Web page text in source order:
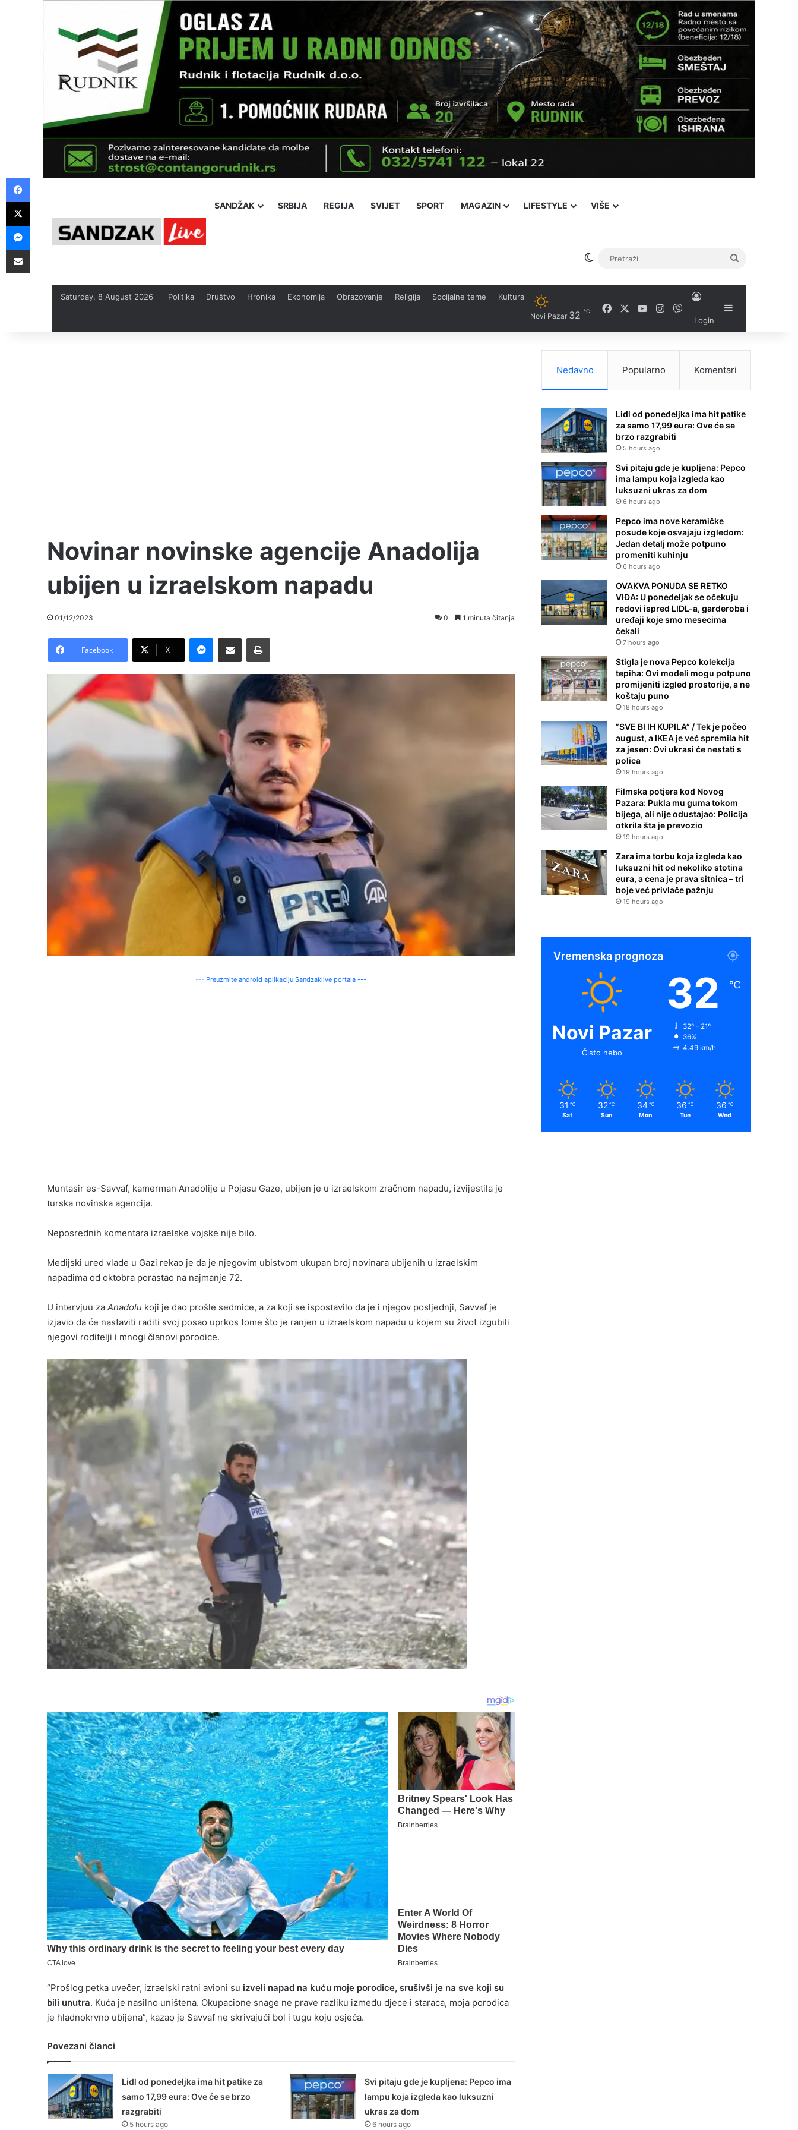
SANDŽAK SRBIJA REGIJA SVIJET SPORT MAGAZIN LIFESTYLE VIŠE
Switch skin
Saturday, 8 August 2026 Politika Društvo Hronika Ekonomija Obrazovanje Religija Socijalne teme Kultura
Novi Pazar 32 ℃ FacebookYouTubeInstagram
Viber
Login
Sidebar
Novinar novinske agencije Anadolija
ubijen u izraelskom napadu
01/12/2023 0 1 minuta čitanja
Facebook X
Messenger
Pošalji preko E-Maila Printaj
--- Preuzmite android aplikaciju Sandzaklive portala ---
Muntasir es-Savvaf, kamerman Anadolije u Pojasu Gaze, ubijen je u izraelskom zračnom napadu, izvijestila je
turska novinska agencija.
Neposrednih komentara izraelske vojske nije bilo.
Medijski ured vlade u Gazi rekao je da je njegovim ubistvom ukupan broj novinara ubijenih u izraelskim
napadima od oktobra porastao na najmanje 72.
U intervjuu za Anadolu koji je dao prošle sedmice, a za koji se ispostavilo da je i njegov posljednji, Savvaf je
izjavio da će nastaviti raditi svoj posao uprkos tome što je ranjen u izraelskom napadu u kojem su život izgubili
njegovi roditelji i mnogi članovi porodice.
“Prošlog petka uvečer, izraelski ratni avioni su izveli napad na kuću moje porodice, srušivši je na sve koji su
bili unutra. Kuća je nasilno uništena. Okupacione snage ne prave razliku između djece i staraca, moja porodica
je hladnokrvno ubijena”, kazao je Savvaf ne skrivajući bol i tugu koju osjeća.
Povezani članci
Lidl od ponedeljka ima hit patike za
samo 17,99 eura: Ove će se brzo
razgrabiti
5 hours ago
Svi pitaju gde je kupljena: Pepco ima
lampu koja izgleda kao luksuzni
ukras za dom
6 hours ago
Nedavno Popularno Komentari
Lidl od ponedeljka ima hit patike
za samo 17,99 eura: Ove će se
brzo razgrabiti
5 hours ago
Svi pitaju gde je kupljena: Pepco
ima lampu koja izgleda kao
luksuzni ukras za dom
6 hours ago
Pepco ima nove keramičke
posude koje osvajaju izgledom:
Jedan detalj može potpuno
promeniti kuhinju
6 hours ago
OVAKVA PONUDA SE RETKO
VIĐA: U ponedeljak se očekuju
redovi ispred LIDL-a, garderoba i
uređaji koje smo mesecima
čekali
7 hours ago
Stigla je nova Pepco kolekcija
tepiha: Ovi modeli mogu potpuno
promijeniti izgled prostorije, a ne
koštaju puno
18 hours ago
”SVE BI IH KUPILA” / Tek je počeo
august, a IKEA je već spremila hit
za jesen: Ovi ukrasi će nestati s
polica
19 hours ago
Filmska potjera kod Novog
Pazara: Pukla mu guma tokom
bijega, ali nije odustajao: Policija
otkrila šta je prevozio
19 hours ago
Zara ima torbu koja izgleda kao
luksuzni hit od nekoliko stotina
eura, a cena je prava sitnica – tri
boje već privlače pažnju
19 hours ago
Vremenska prognoza
Novi Pazar
Čisto nebo
32 ℃
32º - 21º
36%
4.49 km/h
31 ℃
Sat
32 ℃
Sun
34 ℃
Mon
36 ℃
Tue
36 ℃
Wed
Facebook
X
Messenger
Pošalji preko E-Maila